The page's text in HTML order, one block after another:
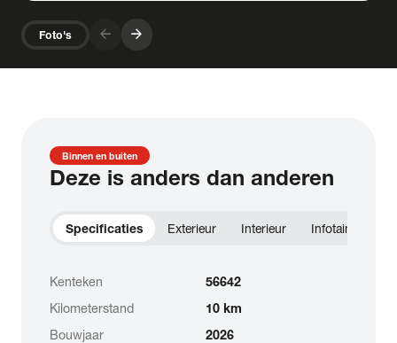
Foto's arrow_forward arrow_forward
Binnen en buiten
Deze is anders dan anderen
Specificaties Exterieur Interieur Infotainment
Kenteken
56642
Kilometerstand
10 km
Bouwjaar
2026